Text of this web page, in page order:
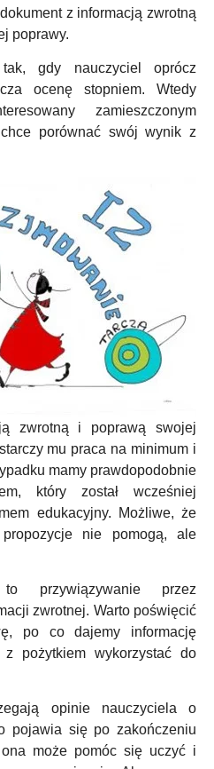
z informacją zwrotną
poprawy.
gdy nauczyciel oprócz
ocenę stopniem. Wtedy
zamieszczonym
porównać swój wynik z
zwrotną i poprawą swojej
mu praca na minimum i
mamy prawdopodobnie
który został wcześniej
edukacyjny. Możliwe, że
nie pomogą, ale
przywiązywanie przez
zwrotnej. Warto poświęcić
po co dajemy informację
pożytkiem wykorzystać do
opinie nauczyciela o
pojawia się po zakończeniu
może pomóc się uczyć i